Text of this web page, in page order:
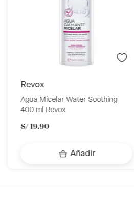
revox
Agua Micelar Water Soothing
400 ml Revox
S/ 19.90
Añadir